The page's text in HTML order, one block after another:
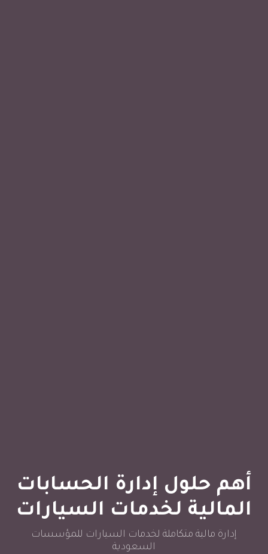
أهم حلول إدارة الحسابات
المالية لخدمات السيارات
إدارة مالية متكاملة لخدمات السيارات للمؤسسات
السعودية